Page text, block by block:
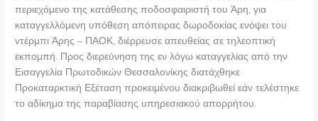
περιεχόμενο της κατάθεσης ποδοσφαιριστή του Άρη, για
καταγγελλόμενη υπόθεση απόπειρας δωροδοκίας ενόψει του
ντέρμπι Άρης – ΠΑΟΚ, διέρρευσε απευθείας σε τηλεοπτική
εκπομπή. Προς διερεύνηση της εν λόγω καταγγελίας από την
Εισαγγελία Πρωτοδικών Θεσσαλονίκης διατάχθηκε
Προκαταρκτική Εξέταση προκειμένου διακριβωθεί εάν τελέστηκε
το αδίκημα της παραβίασης υπηρεσιακού απορρήτου.